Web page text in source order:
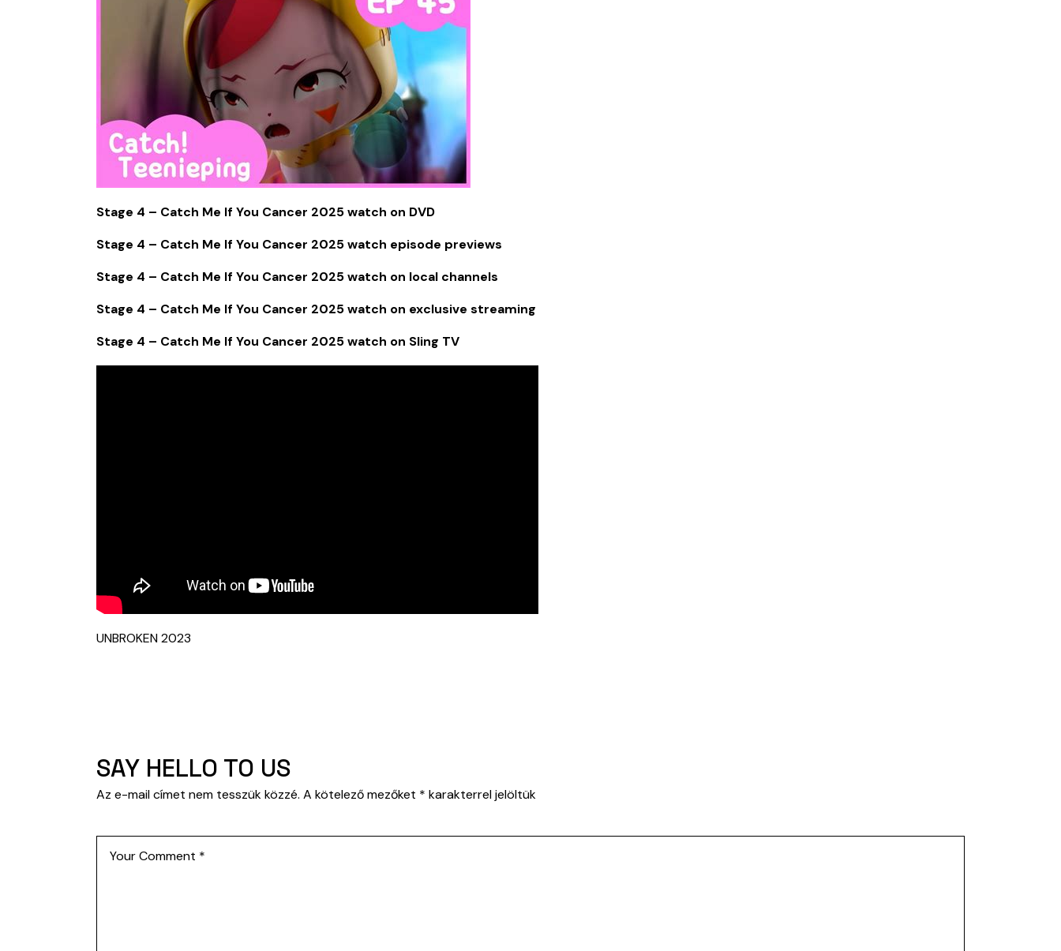
Stage 4 – Catch Me If You Cancer 2025 watch on DVD
Stage 4 – Catch Me If You Cancer 2025 watch episode previews
Stage 4 – Catch Me If You Cancer 2025 watch on local channels
Stage 4 – Catch Me If You Cancer 2025 watch on exclusive streaming
Stage 4 – Catch Me If You Cancer 2025 watch on Sling TV
UNBROKEN 2023
SAY HELLO TO US
Az e-mail címet nem tesszük közzé. A kötelező mezőket * karakterrel jelöltük